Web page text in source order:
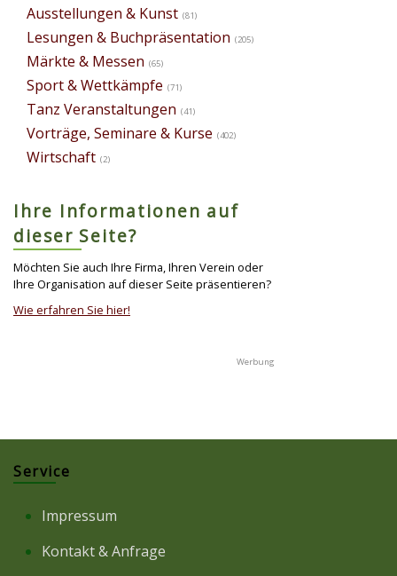
Ausstellungen & Kunst (81)
Lesungen & Buchpräsentation (205)
Märkte & Messen (65)
Sport & Wettkämpfe (71)
Tanz Veranstaltungen (41)
Vorträge, Seminare & Kurse (402)
Wirtschaft (2)
Ihre Informationen auf
dieser Seite?
Möchten Sie auch Ihre Firma, Ihren Verein oder
Ihre Organisation auf dieser Seite präsentieren?
Wie erfahren Sie hier!
Service
Impressum
Kontakt & Anfrage